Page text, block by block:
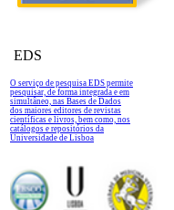
EDS
O serviço de pesquisa EDS permite
pesquisar, de forma integrada e em
simultâneo, nas Bases de Dados
dos maiores editores de revistas
científicas e livros, bem como, nos
catálogos e repositórios da
Universidade de Lisboa